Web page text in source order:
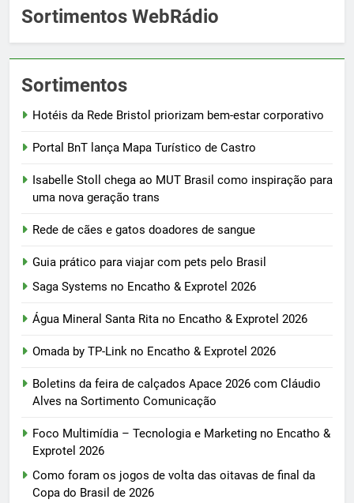
Sortimentos WebRádio
Sortimentos
Hotéis da Rede Bristol priorizam bem-estar corporativo
Portal BnT lança Mapa Turístico de Castro
Isabelle Stoll chega ao MUT Brasil como inspiração para
uma nova geração trans
Rede de cães e gatos doadores de sangue
Guia prático para viajar com pets pelo Brasil
Saga Systems no Encatho & Exprotel 2026
Água Mineral Santa Rita no Encatho & Exprotel 2026
Omada by TP-Link no Encatho & Exprotel 2026
Boletins da feira de calçados Apace 2026 com Cláudio
Alves na Sortimento Comunicação
Foco Multimídia – Tecnologia e Marketing no Encatho &
Exprotel 2026
Como foram os jogos de volta das oitavas de final da
Copa do Brasil de 2026